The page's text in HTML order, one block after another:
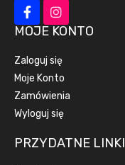
MOJE KONTO
Zaloguj się
Moje Konto
Zamówienia
Wyloguj się
PRZYDATNE LINKI